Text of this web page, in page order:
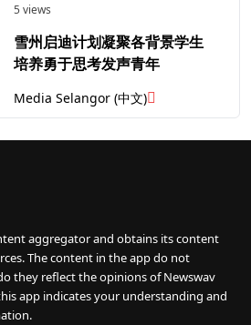
5 views
雪州启迪计划凝聚各背景学生
培养勇于思考发声青年
Media Selangor (中文)
aggregator and obtains its content
The content in the app do not
they reflect the opinions of Newswav
app indicates your understanding and